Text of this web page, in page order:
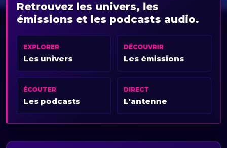
Retrouvez les univers, les
émissions et les podcasts audio.
EXPLORER
Les univers
DÉCOUVRIR
Les émissions
ÉCOUTER
Les podcasts
DIRECT
L'antenne